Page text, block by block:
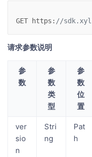
GET https : //
请求参数说明
参
数
参
数
类
型
参
数
位
置
ver
sio
n
Stri
ng
Pat
h